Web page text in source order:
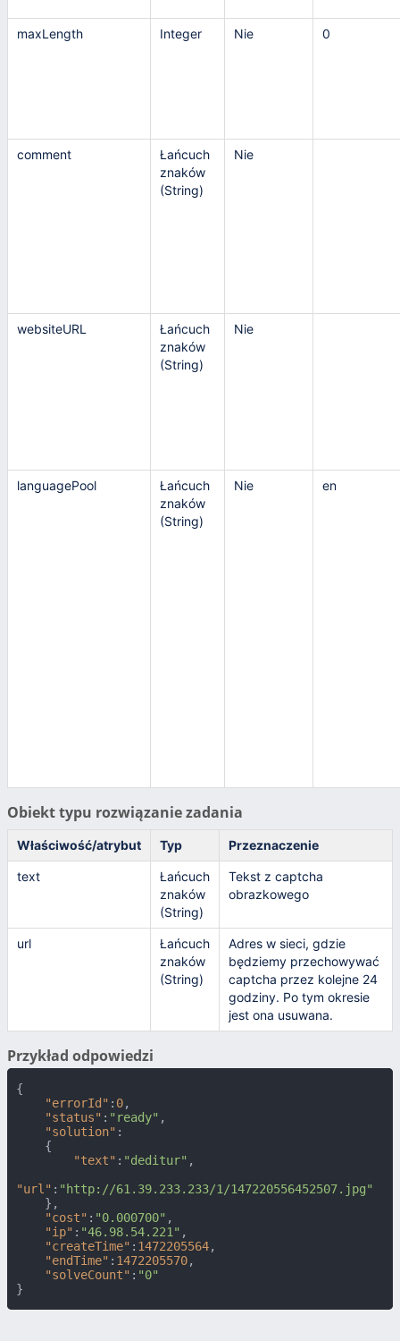
maxLength Integer Nie 0
comment
Łańcuch
znaków
(String)
Nie
websiteURL
Łańcuch
znaków
(String)
Nie
languagePool
Łańcuch
znaków
(String)
Nie en
Obiekt typu rozwiązanie zadania
Właściwość/atrybut Typ Przeznaczenie
text
Łańcuch
znaków
(String)
Tekst z captcha
obrazkowego
url
Łańcuch
znaków
(String)
Adres w sieci, gdzie
będziemy przechowywać
captcha przez kolejne 24
godziny. Po tym okresie
jest ona usuwana.
Przykład odpowiedzi
{
"errorId" : 0,
"status" : "ready" ,
"solution" :
{
"text" : "deditur" ,
"url" : "http://61.39.233.233/1/147220556452507.jpg"
} ,
"cost" : "0.000700" ,
"ip" : "46.98.54.221" ,
"createTime" : 1472205564,
"endTime" : 1472205570,
"solveCount" : "0"
}